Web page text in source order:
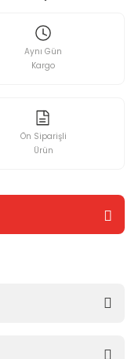
Aynı Gün
Kargo
Ön Siparişli
Ürün